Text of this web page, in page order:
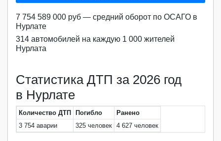
7 754 589 000 руб — средний оборот по ОСАГО в
Нурлате
314 автомобилей на каждую 1 000 жителей
Нурлата
Статистика ДТП за 2026 год
в Нурлате
Количество ДТП Погибло
Ранено
3 754 аварии
325 человек 4 627 человек